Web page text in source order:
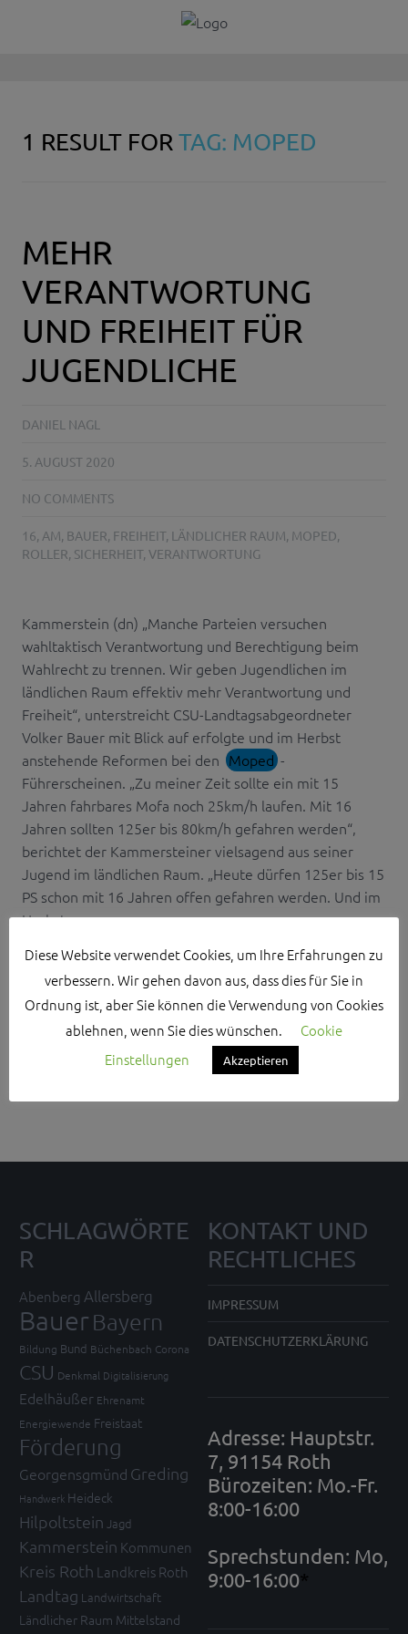
1 RESULT FORTAG: MOPED
MEHR
VERANTWORTUNG
UND FREIHEIT FÜR
JUGENDLICHE
DANIEL NAGL
5. AUGUST 2020
NO COMMENTS
16, AM, BAUER, FREIHEIT, LÄNDLICHER RAUM, MOPED,
ROLLER, SICHERHEIT, VERANTWORTUNG
Kammerstein (dn) „Manche Parteien versuchen
wahltaktisch Verantwortung und Berechtigung beim
Wahlrecht zu trennen. Wir geben Jugendlichen im
ländlichen Raum effektiv mehr Verantwortung und
Freiheit“, unterstreicht CSU-Landtagsabgeordneter
Volker Bauer mit Blick auf erfolgte und im Herbst
anstehende Reformen bei den Moped -
Führerscheinen. „Zu meiner Zeit sollte ein mit 15
Jahren fahrbares Mofa noch 25km/h laufen. Mit 16
Jahren sollten 125er bis 80km/h gefahren werden“,
berichtet der Kammersteiner vielsagend aus seiner
Jugend im ländlichen Raum. „Heute dürfen 125er bis 15
PS schon mit 16 Jahren offen gefahren werden. Und im
Herbst ...
Search Sidebar Widget Area
SCHLAGWÖRTE
R
Abenberg Allersberg
Bauer Bayern
Bildung Bund Büchenbach Corona
CSU Denkmal Digitalisierung
Edelhäußer Ehrenamt
Energiewende Freistaat
Förderung
Georgensgmünd Greding
Handwerk Heideck
Hilpoltstein Jagd
Kammerstein Kommunen
Kreis Roth Landkreis Roth
Landtag Landwirtschaft
Ländlicher Raum Mittelstand
KONTAKT UND
RECHTLICHES
IMPRESSUM
DATENSCHUTZERKLÄRUNG
Adresse: Hauptstr.
7, 91154 Roth
Bürozeiten: Mo.-Fr.
8:00-16:00
Sprechstunden: Mo,
9:00-16:00*
Diese Website verwendet Cookies, um Ihre Erfahrungen zu
verbessern. Wir gehen davon aus, dass dies für Sie in
Ordnung ist, aber Sie können die Verwendung von Cookies
ablehnen, wenn Sie dies wünschen.
Cookie
Einstellungen
Akzeptieren